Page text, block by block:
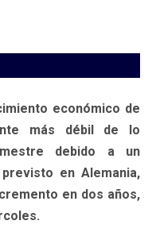
económico de
más débil de lo
debido a un
en Alemania,
en dos años,